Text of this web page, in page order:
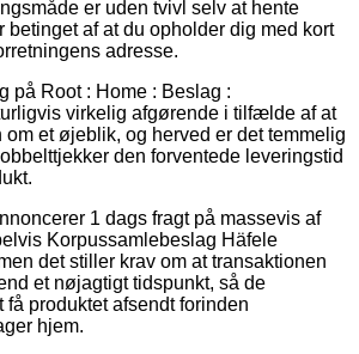
er uden tvivl selv at hente
betinget af at du opholder dig med kort
adresse.
på Root : Home : Beslag :
virkelig afgørende i tilfælde af at
et øjeblik, og herved er det temmelig
den forventede leveringstid
1 dags fragt på massevis af
Korpussamlebeslag Häfele
det stiller krav om at transaktionen
et nøjagtigt tidspunkt, så de
få produktet afsendt forinden
hjem.